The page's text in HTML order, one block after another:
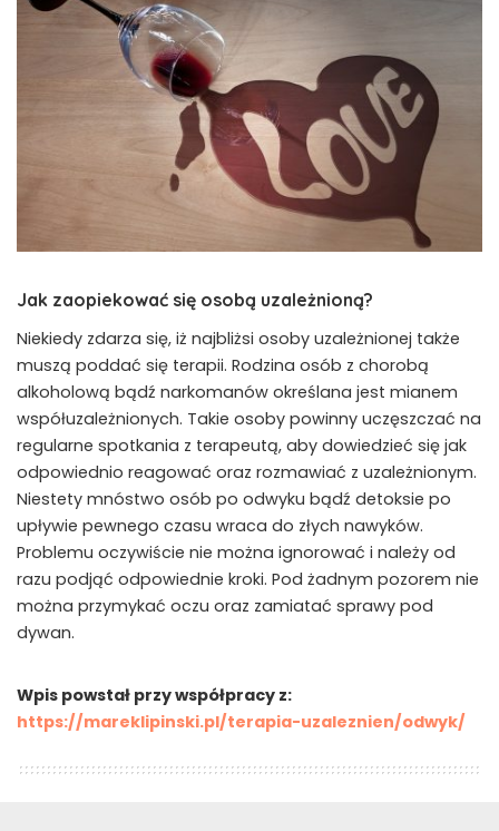
Jak zaopiekować się osobą uzależnioną?
Niekiedy zdarza się, iż najbliżsi osoby uzależnionej także
muszą poddać się terapii. Rodzina osób z chorobą
alkoholową bądź narkomanów określana jest mianem
współuzależnionych. Takie osoby powinny uczęszczać na
regularne spotkania z terapeutą, aby dowiedzieć się jak
odpowiednio reagować oraz rozmawiać z uzależnionym.
Niestety mnóstwo osób po odwyku bądź detoksie po
upływie pewnego czasu wraca do złych nawyków.
Problemu oczywiście nie można ignorować i należy od
razu podjąć odpowiednie kroki. Pod żadnym pozorem nie
można przymykać oczu oraz zamiatać sprawy pod
dywan.
Wpis powstał przy współpracy z:
https://mareklipinski.pl/terapia-uzaleznien/odwyk/